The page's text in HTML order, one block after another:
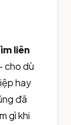
liên
cho dù
hay
đã
gì khi